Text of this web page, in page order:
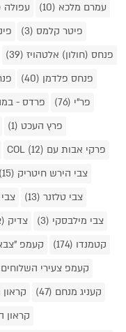
עמרם מלכא (10)
עפולה
פיטר קלמס (3)
פנחס (חולון) אלטהויז (39)
פנחס פלדמן (40)
פר"י (76)
פרדס - במה
פרץ העכט (1)
פרקי אבות עם COL (12)
צבי הירש חיטריק (15)
צבי טלזנר (13)
צבי
צבי מילבסקי (3)
צדיק (צ'ארלי
קטמנדו (174)
קעמפ "צבא
קעמפ צעירי השלוחים
קעניג מנחם (47)
קראון
קראון